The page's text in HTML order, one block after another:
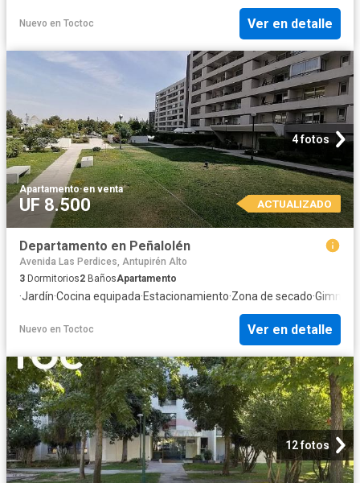
Nuevo en Toctoc Ver en detalle
4 fotos
Apartamento·en venta
UF 8.500 ACTUALIZADO
Departamento en Peñalolén
Avenida Las Perdices, Antupirén Alto
3 Dormitorios2 BañosApartamento
·Jardín·Cocina equipada·Estacionamiento·Zona de secado·
Nuevo en Toctoc Ver en detalle
12 fotos